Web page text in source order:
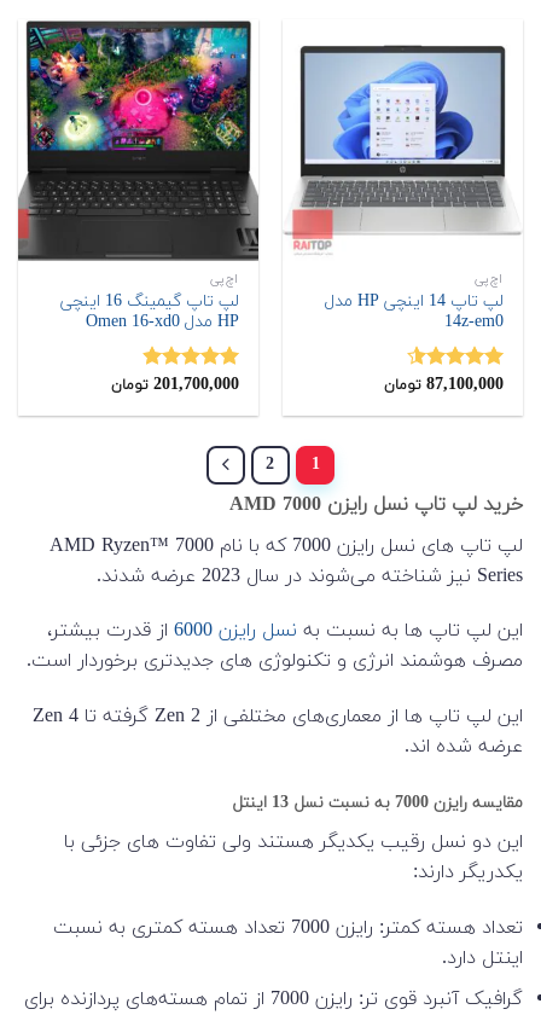
اچ‌پی
لپ تاپ 14 اینچی HP مدل
14z-em0
نمره4.50
87,100,000 تومان
اچ‌پی
لپ تاپ گیمینگ 16 اینچی
HP مدل Omen 16-xd0
نمره4.85
201,700,000 تومان
1
2
خرید لپ تاپ نسل رایزن 7000 AMD
لپ تاپ های نسل رایزن 7000 که با نام AMD Ryzen™ 7000
Series نیز شناخته می‌شوند در سال 2023 عرضه شدند.
این لپ تاپ ها به نسبت به نسل رایزن 6000
از قدرت بیشتر،
مصرف هوشمند انرژی و تکنولوژی های جدیدتری برخوردار است.
این لپ تاپ ها از معماری‌های مختلفی از Zen 2 گرفته تا Zen 4
عرضه شده اند.
مقایسه رایزن 7000 به نسبت نسل 13 اینتل
این دو نسل رقیب یکدیگر هستند ولی تفاوت های جزئی با
یکدریگر دارند:
تعداد هسته کمتر: رایزن 7000 تعداد هسته کمتری به نسبت
اینتل دارد.
گرافیک آنبرد قوی تر: رایزن 7000 از تمام هسته‌های پردازنده برای